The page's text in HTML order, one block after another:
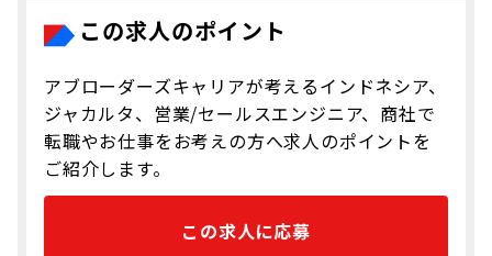
この求人のポイント
アブローダーズキャリアが考えるインドネシア、
ジャカルタ、営業/セールスエンジニア、商社で
転職やお仕事をお考えの方へ求人のポイントを
ご紹介します。
この求人に応募